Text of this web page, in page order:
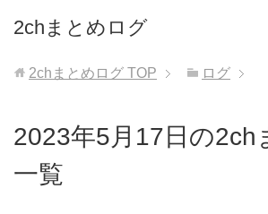
2chまとめログ
2chまとめログ TOP ログ
2023年5月17日の2ch
一覧